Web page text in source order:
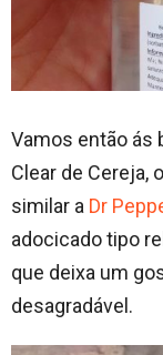
Vamos então ás
Clear de Cereja,
similar a Dr
adocicado tipo
que deixa um
desagradável.